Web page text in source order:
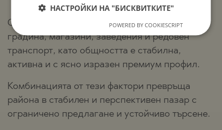
Село Рударци разполага с училище, детска
градина, магазини, заведения и редовен
транспорт, като общността е стабилна,
активна и с ясно изразен премиум профил.
Комбинацията от тези фактори превръща
района в стабилен и перспективен пазар с
ограничено предлагане и устойчиво търсене.
НАСТРОЙКИ НА "БИСКВИТКИТЕ"
POWERED BY COOKIESCRIPT